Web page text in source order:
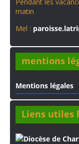
matin
Mel :
mentions
Mentions légales
Liens utiles